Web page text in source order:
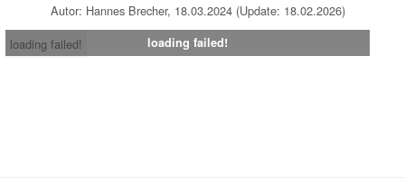
Autor: Hannes Brecher, 18.03.2024 (Update: 18.02.2026)
loading failed!
loading failed!